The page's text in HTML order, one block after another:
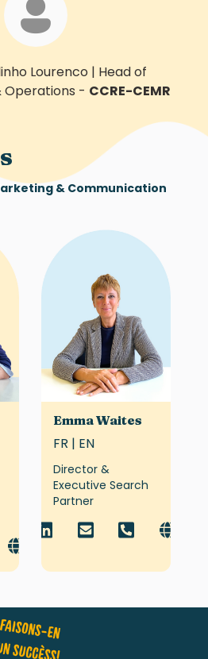
Lourenco | Head of
Operations - CCRE-CEMR
& Communication
Emma Waites
FR | EN
Director &
Executive Search
Partner